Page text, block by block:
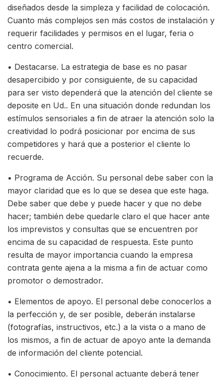
diseñados desde la simpleza y facilidad de colocación.
Cuanto más complejos sen más costos de instalación y
requerir facilidades y permisos en el lugar, feria o
centro comercial.
• Destacarse. La estrategia de base es no pasar
desapercibido y por consiguiente, de su capacidad
para ser visto dependerá que la atención del cliente se
deposite en Ud.. En una situación donde redundan los
estímulos sensoriales a fin de atraer la atención solo la
creatividad lo podrá posicionar por encima de sus
competidores y hará que a posterior el cliente lo
recuerde.
• Programa de Acción. Su personal debe saber con la
mayor claridad que es lo que se desea que este haga.
Debe saber que debe y puede hacer y que no debe
hacer; también debe quedarle claro el que hacer ante
los imprevistos y consultas que se encuentren por
encima de su capacidad de respuesta. Este punto
resulta de mayor importancia cuando la empresa
contrata gente ajena a la misma a fin de actuar como
promotor o demostrador.
• Elementos de apoyo. El personal debe conocerlos a
la perfección y, de ser posible, deberán instalarse
(fotografías, instructivos, etc.) a la vista o a mano de
los mismos, a fin de actuar de apoyo ante la demanda
de información del cliente potencial.
• Conocimiento. El personal actuante deberá tener